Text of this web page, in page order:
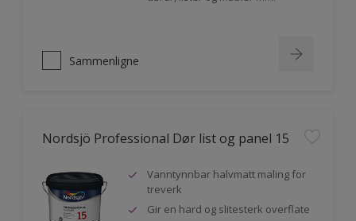
Sammenligne
Nordsjö Professional Dør list og panel 15
Vanntynnbar halvmatt maling for
treverk
Gir en hard og slitesterk overflate